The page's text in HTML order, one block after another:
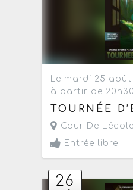
Le mardi 25 août
à partir de 20h30
TOURNÉE
Cour De
Entrée libre
26